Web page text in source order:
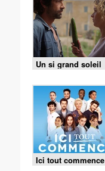
Un si grand soleil
Ici tout commence